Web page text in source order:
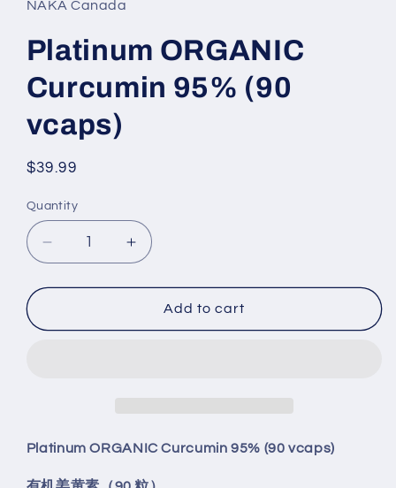
NAKA Canada
Platinum ORGANIC
Curcumin 95% (90
vcaps)
Regular
$39.99
Quantity
Decrease
quantity
for
ORGANIC
Increase
quantity
for
Platinum
ORGANIC
Add to cart
Platinum ORGANIC Curcumin 95% (90 vcaps)